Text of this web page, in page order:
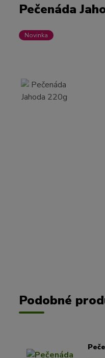
Pečenáda
Novinka
Podobné